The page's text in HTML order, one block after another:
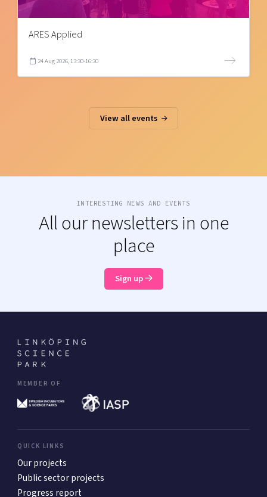
ARES Applied
24 Aug 2026, 13:30-16:30
View all events
INTERESTING NEWS AND EVENTS
All our newsletters in one
place
Sign up
MEMBER OF
QUICK LINKS
Our projects
Public sector projects
Progress report